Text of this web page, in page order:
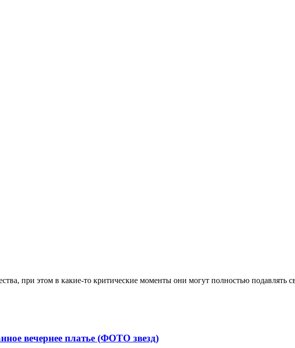
при этом в какие-то критические моменты они могут полностью подавлять
вечернее платье (ФОТО звезд)